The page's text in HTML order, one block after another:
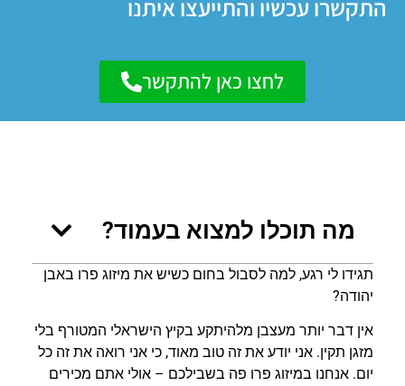
התקשרו עכשיו והתייעצו איתנו
לחצו כאן להתקשר
מה תוכלו למצוא בעמוד?
תגידו לי רגע, למה לסבול בחום כשיש את מיזוג פרו באבן
יהודה?
אין דבר יותר מעצבן מלהיתקע בקיץ הישראלי המטורף בלי
מזגן תקין. אני יודע את זה טוב מאוד, כי אני רואה את זה כל
יום. אנחנו במיזוג פרו פה בשבילכם – אולי אתם מכירים